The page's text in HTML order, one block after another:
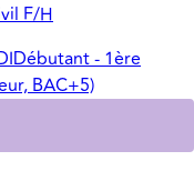
F/H
Débutant - 1ère
BAC+5)